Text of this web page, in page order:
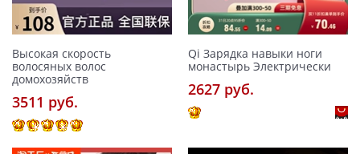
Высокая скорость
волосяных волос
домохозяйств
3511 pуб.
Qi Зарядка навыки ноги
монастырь Электрически
2627 pуб.